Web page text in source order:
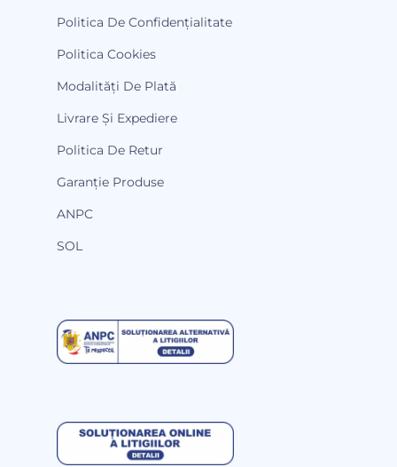
Politica De Confidențialitate
Politica Cookies
Modalități De Plată
Livrare Și Expediere
Politica De Retur
Garanție Produse
ANPC
SOL